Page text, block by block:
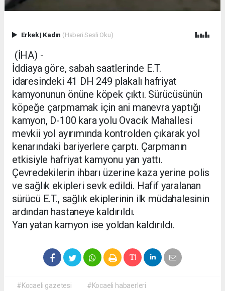
Erkek| Kadın (Haberi Sesli Oku)
(İHA) -
İddiaya göre, sabah saatlerinde E.T.
idaresindeki 41 DH 249 plakalı hafriyat
kamyonunun önüne köpek çıktı. Sürücüsünün
köpeğe çarpmamak için ani manevra yaptığı
kamyon, D-100 kara yolu Ovacık Mahallesi
mevkii yol ayırımında kontrolden çıkarak yol
kenarındaki bariyerlere çarptı. Çarpmanın
etkisiyle hafriyat kamyonu yan yattı.
Çevredekilerin ihbarı üzerine kaza yerine polis
ve sağlık ekipleri sevk edildi. Hafif yaralanan
sürücü E.T., sağlık ekiplerinin ilk müdahalesinin
ardından hastaneye kaldırıldı.
Yan yatan kamyon ise yoldan kaldırıldı.
#Kocaeli gazetesi
#Kocaeli habaerleri